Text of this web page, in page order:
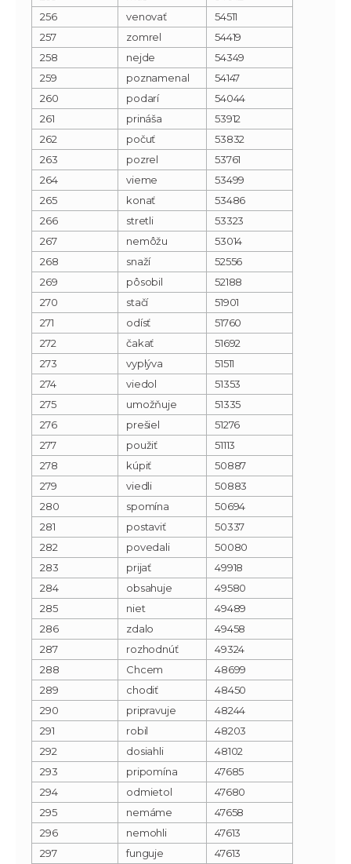
256
venovať
54511
257
zomrel
54419
258
nejde
54349
259
poznamenal
54147
260
podarí
54044
261
prináša
53912
262
počuť
53832
263
pozrel
53761
264
vieme
53499
265
konať
53486
266
stretli
53323
267
nemôžu
53014
268
snaží
52556
269
pôsobil
52188
270
stačí
51901
271
odísť
51760
272
čakať
51692
273
vyplýva
51511
274
viedol
51353
275
umožňuje
51335
276
prešiel
51276
277
použiť
51113
278
kúpiť
50887
279
viedli
50883
280
spomína
50694
281
postaviť
50337
282
povedali
50080
283
prijať
49918
284
obsahuje
49580
285
niet
49489
286
zdalo
49458
287
rozhodnúť
49324
288
Chcem
48699
289
chodiť
48450
290
pripravuje
48244
291
robil
48203
292
dosiahli
48102
293
pripomína
47685
294
odmietol
47680
295
nemáme
47658
296
nemohli
47613
297
funguje 47613